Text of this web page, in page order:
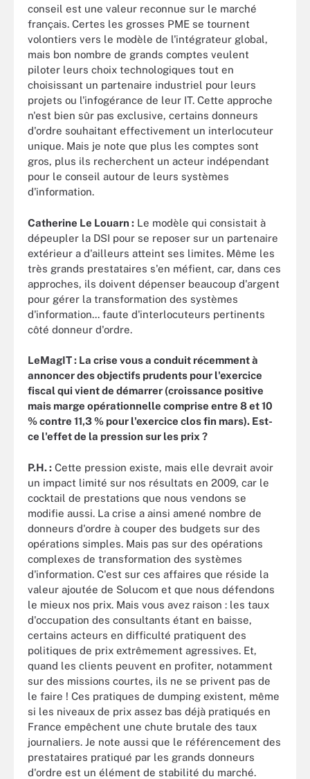
conseil est une valeur reconnue sur le marché
français. Certes les grosses PME se tournent
volontiers vers le modèle de l'intégrateur global,
mais bon nombre de grands comptes veulent
piloter leurs choix technologiques tout en
choisissant un partenaire industriel pour leurs
projets ou l'infogérance de leur IT. Cette approche
n'est bien sûr pas exclusive, certains donneurs
d'ordre souhaitant effectivement un interlocuteur
unique. Mais je note que plus les comptes sont
gros, plus ils recherchent un acteur indépendant
pour le conseil autour de leurs systèmes
d'information.
Catherine Le Louarn : Le modèle qui consistait à
dépeupler la DSI pour se reposer sur un partenaire
extérieur a d'ailleurs atteint ses limites. Même les
très grands prestataires s'en méfient, car, dans ces
approches, ils doivent dépenser beaucoup d'argent
pour gérer la transformation des systèmes
d'information... faute d'interlocuteurs pertinents
côté donneur d'ordre.
LeMagIT : La crise vous a conduit récemment à
annoncer des objectifs prudents pour l'exercice
fiscal qui vient de démarrer (croissance positive
mais marge opérationnelle comprise entre 8 et 10
% contre 11,3 % pour l'exercice clos fin mars). Est-
ce l'effet de la pression sur les prix ?
P.H. : Cette pression existe, mais elle devrait avoir
un impact limité sur nos résultats en 2009, car le
cocktail de prestations que nous vendons se
modifie aussi. La crise a ainsi amené nombre de
donneurs d'ordre à couper des budgets sur des
opérations simples. Mais pas sur des opérations
complexes de transformation des systèmes
d'information. C'est sur ces affaires que réside la
valeur ajoutée de Solucom et que nous défendons
le mieux nos prix. Mais vous avez raison : les taux
d'occupation des consultants étant en baisse,
certains acteurs en difficulté pratiquent des
politiques de prix extrêmement agressives. Et,
quand les clients peuvent en profiter, notamment
sur des missions courtes, ils ne se privent pas de
le faire ! Ces pratiques de dumping existent, même
si les niveaux de prix assez bas déjà pratiqués en
France empêchent une chute brutale des taux
journaliers. Je note aussi que le référencement des
prestataires pratiqué par les grands donneurs
d'ordre est un élément de stabilité du marché.